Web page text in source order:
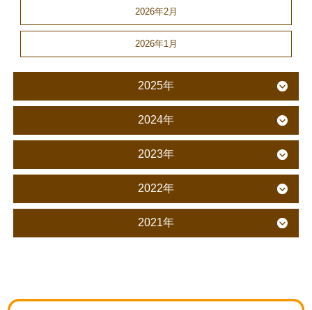
2026年2月
2026年1月
2025年
2024年
2023年
2022年
2021年